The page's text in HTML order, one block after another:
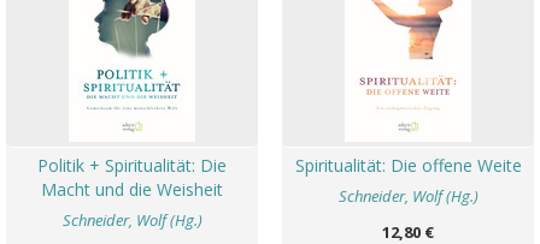
Politik + Spiritualität: Die
Macht und die Weisheit
Schneider, Wolf (Hg.)
Spiritualität: Die offene Weite
Schneider, Wolf (Hg.)
12,80 €